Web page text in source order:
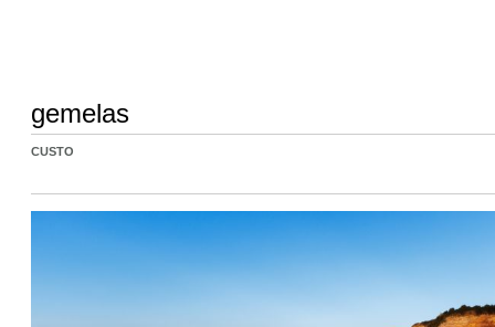
gemelas
CUSTO